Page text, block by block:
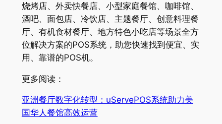
烧烤店、外卖快餐店、小型家庭餐馆、咖啡馆、
酒吧、面包店、冷饮店、主题餐厅、创意料理餐
厅、有机食材餐厅、地方特色小吃店等场景全方
位解决方案的POS系统，助您快速找到便宜、实
用、靠谱的POS机。
更多阅读：
亚洲餐厅数字化转型：uServePOS系统助力美
国华人餐馆高效运营